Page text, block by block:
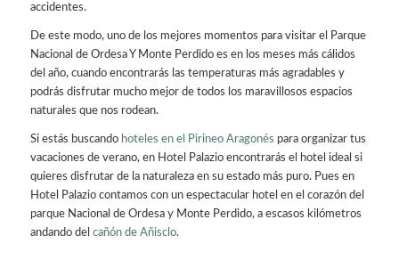
accidentes.
De este modo, uno de los mejores momentos para visitar el Parque
Nacional de Ordesa Y Monte Perdido es en los meses más cálidos
del año, cuando encontrarás las temperaturas más agradables y
podrás disfrutar mucho mejor de todos los maravillosos espacios
naturales que nos rodean.
Si estás buscando hoteles en el Pirineo Aragonés para organizar tus
vacaciones de verano, en Hotel Palazio encontrarás el hotel ideal si
quieres disfrutar de la naturaleza en su estado más puro. Pues en
Hotel Palazio contamos con un espectacular hotel en el corazón del
parque Nacional de Ordesa y Monte Perdido, a escasos kilómetros
andando del cañón de Añisclo.